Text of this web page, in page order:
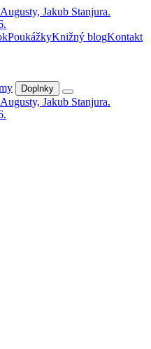
PoukážkyKnižný blogKontakt
Doplnky